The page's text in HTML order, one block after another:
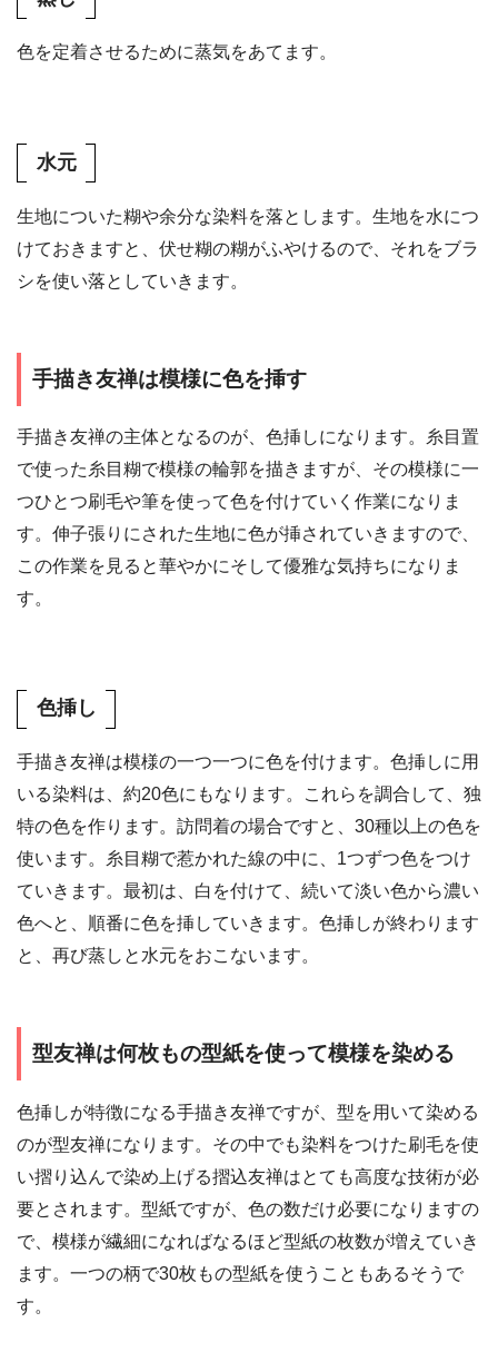
色を定着させるために蒸気をあてます。
水元
生地についた糊や余分な染料を落とします。生地を水につ
けておきますと、伏せ糊の糊がふやけるので、それをブラ
シを使い落としていきます。
手描き友禅は模様に色を挿す
手描き友禅の主体となるのが、色挿しになります。糸目置
で使った糸目糊で模様の輪郭を描きますが、その模様に一
つひとつ刷毛や筆を使って色を付けていく作業になりま
す。伸子張りにされた生地に色が挿されていきますので、
この作業を見ると華やかにそして優雅な気持ちになりま
す。
色挿し
手描き友禅は模様の一つ一つに色を付けます。色挿しに用
いる染料は、約20色にもなります。これらを調合して、独
特の色を作ります。訪問着の場合ですと、30種以上の色を
使います。糸目糊で惹かれた線の中に、1つずつ色をつけ
ていきます。最初は、白を付けて、続いて淡い色から濃い
色へと、順番に色を挿していきます。色挿しが終わります
と、再び蒸しと水元をおこないます。
型友禅は何枚もの型紙を使って模様を染める
色挿しが特徴になる手描き友禅ですが、型を用いて染める
のが型友禅になります。その中でも染料をつけた刷毛を使
い摺り込んで染め上げる摺込友禅はとても高度な技術が必
要とされます。型紙ですが、色の数だけ必要になりますの
で、模様が繊細になればなるほど型紙の枚数が増えていき
ます。一つの柄で30枚もの型紙を使うこともあるそうで
す。